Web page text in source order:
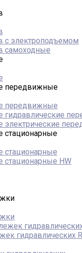
с электроподъемом
самоходные
передвижные
передвижные
HW
гидравлических